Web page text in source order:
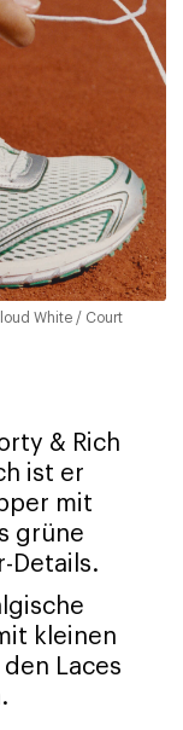
White / Court
& Rich
ist er
mit
grüne
Details.
kleinen
Laces